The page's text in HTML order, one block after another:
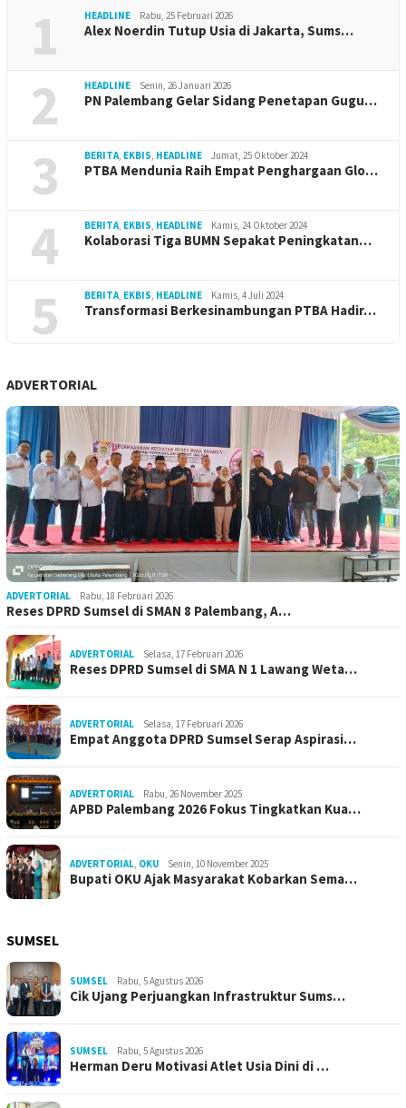
1 HEADLINE Rabu, 25 Februari 2026
Alex Noerdin Tutup Usia di Jakarta, Sums…
2 HEADLINE Senin, 26 Januari 2026
PN Palembang Gelar Sidang Penetapan Gugu…
3 BERITA, EKBIS, HEADLINE Jumat, 25 Oktober 2024
PTBA Mendunia Raih Empat Penghargaan Glo…
4 BERITA, EKBIS, HEADLINE Kamis, 24 Oktober 2024
Kolaborasi Tiga BUMN Sepakat Peningkatan…
5 BERITA, EKBIS, HEADLINE Kamis, 4 Juli 2024
Transformasi Berkesinambungan PTBA Hadir…
ADVERTORIAL
ADVERTORIAL Rabu, 18 Februari 2026
Reses DPRD Sumsel di SMAN 8 Palembang, A…
ADVERTORIAL Selasa, 17 Februari 2026
Reses DPRD Sumsel di SMA N 1 Lawang Weta…
ADVERTORIAL Selasa, 17 Februari 2026
Empat Anggota DPRD Sumsel Serap Aspirasi…
ADVERTORIAL Rabu, 26 November 2025
APBD Palembang 2026 Fokus Tingkatkan Kua…
ADVERTORIAL, OKU Senin, 10 November 2025
Bupati OKU Ajak Masyarakat Kobarkan Sema…
SUMSEL
SUMSEL Rabu, 5 Agustus 2026
Cik Ujang Perjuangkan Infrastruktur Sums…
SUMSEL Rabu, 5 Agustus 2026
Herman Deru Motivasi Atlet Usia Dini di …